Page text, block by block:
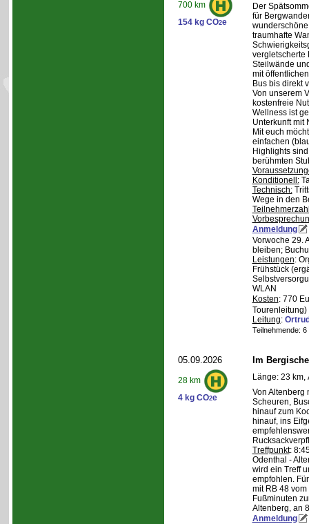
700 km
154 kg CO2e
Der
für
traumhafte
vergletscherte
Steilwände
mit
Bus bis direkt
Von unserem
kostenfreie
Wellness ist
Unterkunft mit
Mit euch
einfachen
Highlights
berühmten
Konditionell:
Technisch:
Wege in den
Anmeldung
Vorwoche 29.
bleiben;
Leistungen:
Frühstück
WLAN
Kosten: 770
Tourenleitung)
Leitung:
Teilnehmende:
05.09.2026
28 km
4 kg CO2e
Im
Länge: 23 km,
Von Altenberg
Scheuren,
hinauf zum
hinauf, ins
Treffpunkt:
Odenthal -
wird ein Treff
empfohlen.
mit RB 48
Fußminuten
Altenberg, an
Anmeldung